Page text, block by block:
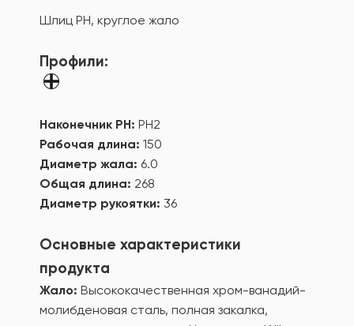
Шлиц PH, круглое жало
Профили:
Наконечник PH: PH2
Рабочая длина: 150
Диаметр жала: 6.0
Общая длина: 268
Диаметр рукоятки: 36
Основные характеристики
продукта
Жало: Высококачественная хром-ванадий-
молибденовая сталь, полная закалка,